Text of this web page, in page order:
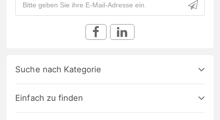
Suche nach Kategorie
Einfach zu finden